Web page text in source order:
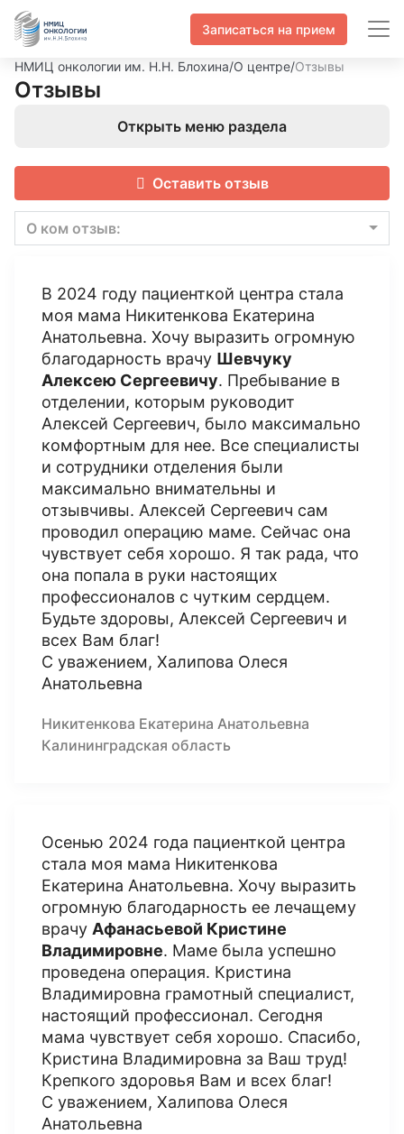
Записаться на прием
НМИЦ онкологии им. Н.Н. Блохина/О центре/Отзывы
Отзывы
Открыть меню раздела
Оставить отзыв
О ком отзыв:
В 2024 году пациенткой центра стала
моя мама Никитенкова Екатерина
Анатольевна. Хочу выразить огромную
благодарность врачу Шевчуку
Алексею Сергеевичу. Пребывание в
отделении, которым руководит
Алексей Сергеевич, было максимально
комфортным для нее. Все специалисты
и сотрудники отделения были
максимально внимательны и
отзывчивы. Алексей Сергеевич сам
проводил операцию маме. Сейчас она
чувствует себя хорошо. Я так рада, что
она попала в руки настоящих
профессионалов с чутким сердцем.
Будьте здоровы, Алексей Сергеевич и
всех Вам благ!
С уважением, Халипова Олеся
Анатольевна
Никитенкова Екатерина Анатольевна
Калининградская область
Осенью 2024 года пациенткой центра
стала моя мама Никитенкова
Екатерина Анатольевна. Хочу выразить
огромную благодарность ее лечащему
врачу Афанасьевой Кристине
Владимировне. Маме была успешно
проведена операция. Кристина
Владимировна грамотный специалист,
настоящий профессионал. Сегодня
мама чувствует себя хорошо. Спасибо,
Кристина Владимировна за Ваш труд!
Крепкого здоровья Вам и всех благ!
С уважением, Халипова Олеся
Анатольевна